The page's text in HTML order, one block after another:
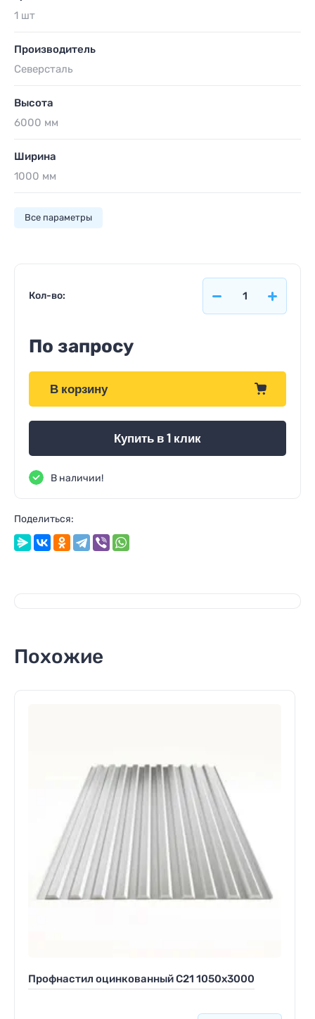
1 шт
Производитель
Северсталь
Высота
6000 мм
Ширина
1000 мм
Все параметры
Кол-во:
По запросу
В корзину
Купить в 1 клик
В наличии!
Поделиться:
Похожие
Профнастил оцинкованный С21 1050x3000